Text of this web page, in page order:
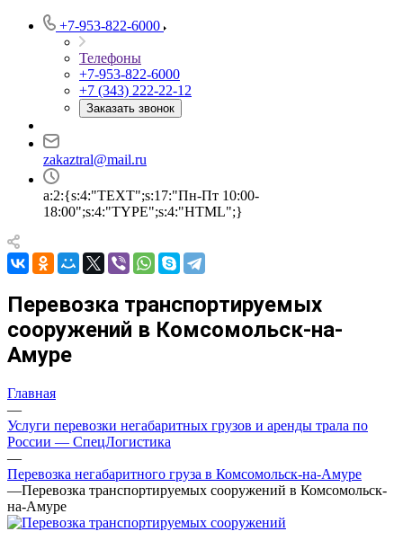
+7-953-822-6000
Телефоны
+7-953-822-6000
+7 (343) 222-22-12
Заказать звонок
zakaztral@mail.ru
a:2:{s:4:"TEXT";s:17:"Пн-Пт 10:00-
18:00";s:4:"TYPE";s:4:"HTML";}
Перевозка транспортируемых
сооружений в Комсомольск-на-
Амуре
Главная
—
Услуги перевозки негабаритных грузов и аренды трала по
России — СпецЛогистика
—
Перевозка негабаритного груза в Комсомольск-на-Амуре
—Перевозка транспортируемых сооружений в Комсомольск-
на-Амуре